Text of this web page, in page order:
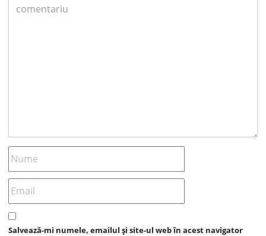
Salvează-mi numele, emailul și site-ul web în acest navigator